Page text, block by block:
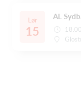
Lør
15
AL